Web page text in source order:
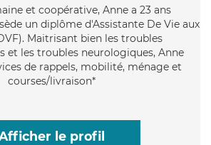
et coopérative, Anne a 23 ans
un diplôme d'Assistante De Vie aux
Maitrisant bien les troubles
et les troubles neurologiques, Anne
de rappels, mobilité, ménage et
courses/livraison*
le profil